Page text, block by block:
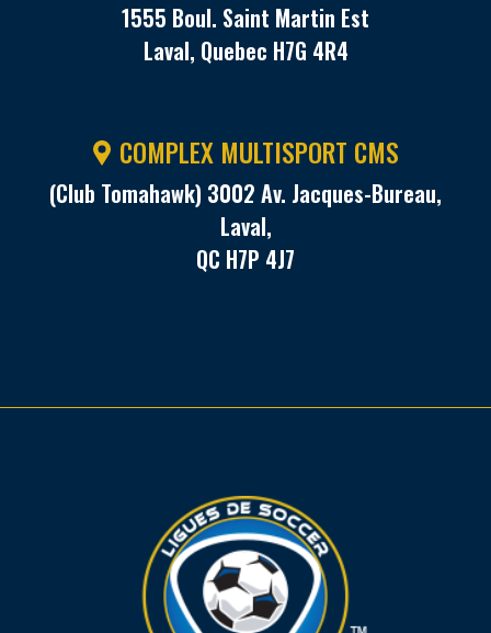
1555 Boul. Saint Martin Est
Laval, Quebec H7G 4R4
COMPLEX MULTISPORT CMS
(Club Tomahawk) 3002 Av. Jacques-Bureau,
Laval,
QC H7P 4J7